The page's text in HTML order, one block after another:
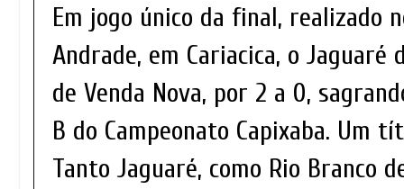
Em jogo único da final, realizado
Andrade, em Cariacica, o Jaguaré
de Venda Nova, por 2 a 0,
B do Campeonato Capixaba. Um
Tanto Jaguaré, como Rio Branco